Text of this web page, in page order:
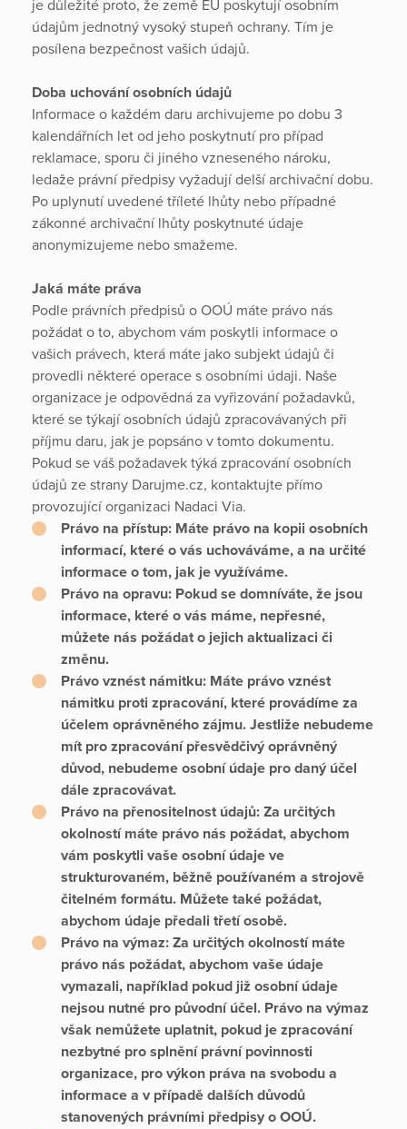
je důležité proto, že země EU poskytují osobním
údajům jednotný vysoký stupeň ochrany. Tím je
posílena bezpečnost vašich údajů.
Doba uchování osobních údajů
Informace o každém daru archivujeme po dobu 3
kalendářních let od jeho poskytnutí pro případ
reklamace, sporu či jiného vzneseného nároku,
ledaže právní předpisy vyžadují delší archivační dobu.
Po uplynutí uvedené tříleté lhůty nebo případné
zákonné archivační lhůty poskytnuté údaje
anonymizujeme nebo smažeme.
Jaká máte práva
Podle právních předpisů o OOÚ máte právo nás
požádat o to, abychom vám poskytli informace o
vašich právech, která máte jako subjekt údajů či
provedli některé operace s osobními údaji. Naše
organizace je odpovědná za vyřizování požadavků,
které se týkají osobních údajů zpracovávaných při
příjmu daru, jak je popsáno v tomto dokumentu.
Pokud se váš požadavek týká zpracování osobních
údajů ze strany Darujme.cz, kontaktujte přímo
provozující organizaci Nadaci Via.
Právo na přístup: Máte právo na kopii osobních
informací, které o vás uchováváme, a na určité
informace o tom, jak je využíváme.
Právo na opravu: Pokud se domníváte, že jsou
informace, které o vás máme, nepřesné,
můžete nás požádat o jejich aktualizaci či
změnu.
Právo vznést námitku: Máte právo vznést
námitku proti zpracování, které provádíme za
účelem oprávněného zájmu. Jestliže nebudeme
mít pro zpracování přesvědčivý oprávněný
důvod, nebudeme osobní údaje pro daný účel
dále zpracovávat.
Právo na přenositelnost údajů: Za určitých
okolností máte právo nás požádat, abychom
vám poskytli vaše osobní údaje ve
strukturovaném, běžně používaném a strojově
čitelném formátu. Můžete také požádat,
abychom údaje předali třetí osobě.
Právo na výmaz: Za určitých okolností máte
právo nás požádat, abychom vaše údaje
vymazali, například pokud již osobní údaje
nejsou nutné pro původní účel. Právo na výmaz
však nemůžete uplatnit, pokud je zpracování
nezbytné pro splnění právní povinnosti
organizace, pro výkon práva na svobodu a
informace a v případě dalších důvodů
stanovených právními předpisy o OOÚ.